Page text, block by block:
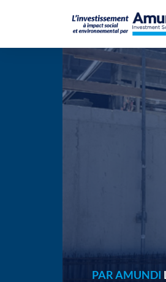
PARAMUNDI